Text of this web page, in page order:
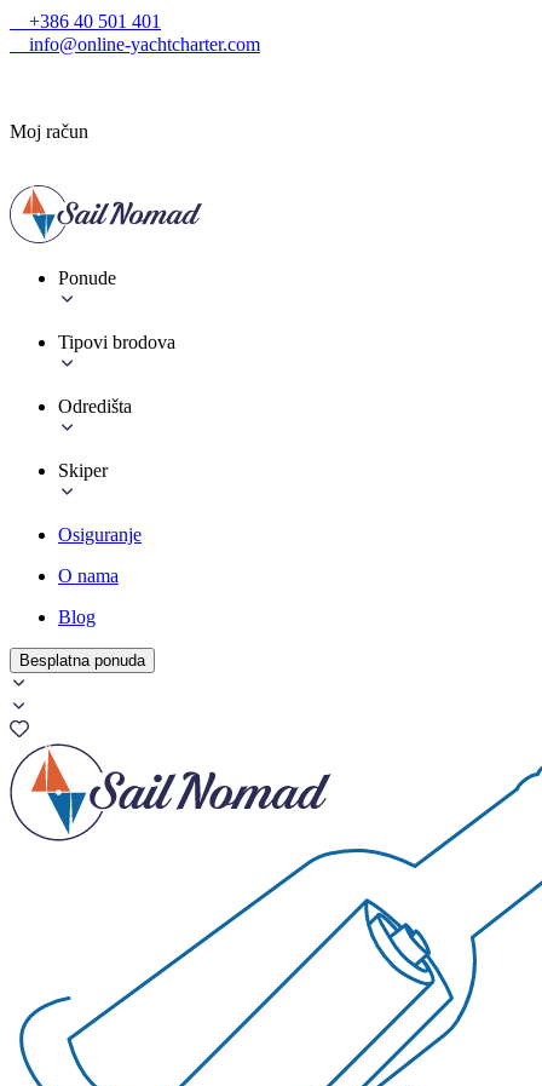
+386 40 501 401
info@online-yachtcharter.com
Moj račun
Ponude
Tipovi brodova
Odredišta
Skiper
Osiguranje
O nama
Blog
Besplatna ponuda